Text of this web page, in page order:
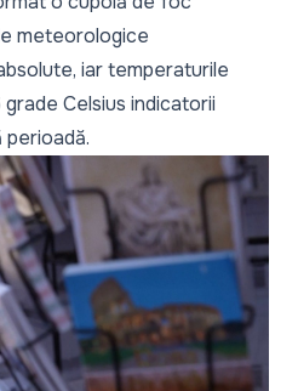
meteorologice
iar temperaturile
Celsius indicatorii